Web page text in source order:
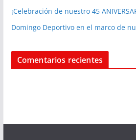
¡Celebración de nuestro 45
Domingo Deportivo en el marco de
Comentarios recientes